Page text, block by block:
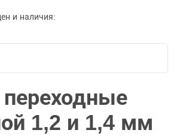
и наличия:
1,2 и 1,4 мм